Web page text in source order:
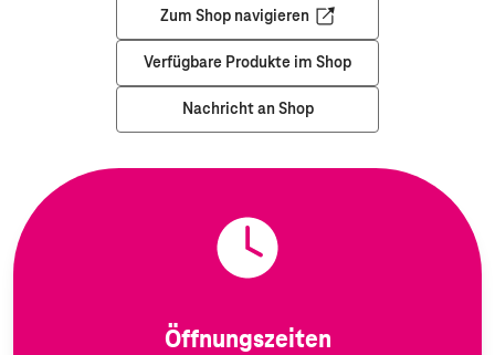
Zum Shop navigieren
Öffnet in einem neuen Tab
Verfügbare Produkte im Shop
Nachricht an Shop
Öffnungszeiten